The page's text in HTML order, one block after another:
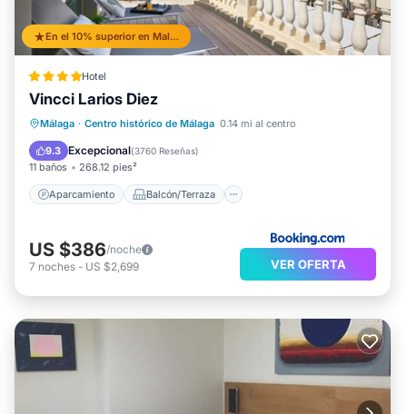
En el 10% superior en Malaga Historic Centre
Hotel
Vincci Larios Diez
Málaga · Centro histórico de Málaga 0.14 mi al centro
9.3 Excepcional(3760 Reseñas)
11 baños 268.12 pies²
Aparcamiento Balcón/Terraza
Aparcamiento
Balcón/Terraza
Aire acondicionado
US $386/noche
7 noches - US $2,699 VER OFERTA